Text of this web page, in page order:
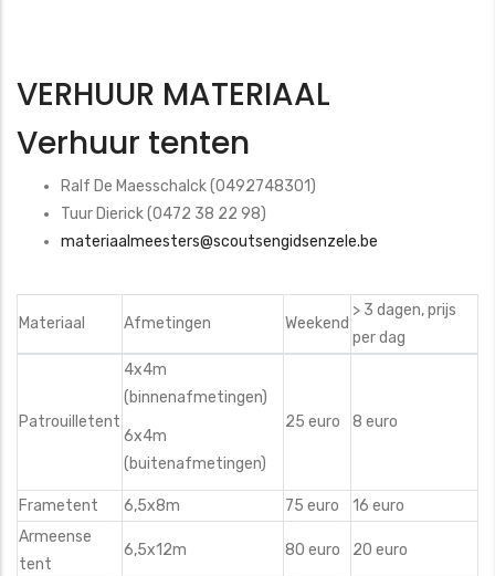
VERHUUR MATERIAAL
Verhuur tenten
Ralf De Maesschalck (0492748301)
Tuur Dierick (0472 38 22 98)
materiaalmeesters@scoutsengidsenzele.be
Materiaal Afmetingen Weekend
> 3 dagen, prijs
per dag
Patrouilletent
4x4m
(binnenafmetingen)
6x4m
(buitenafmetingen)
25 euro 8 euro
Frametent 6,5x8m 75 euro
16 euro
Armeense
tent
6,5x12m 80 euro 20 euro